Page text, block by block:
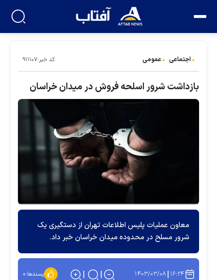
اجتماعی عمومی کد خبر:۹۱۱۱۰۷
بازداشت شرور اسلحه فروش در میدان خراسان
معاون عملیات پلیس اطلاعات تهران از دستگیری یک
شرور مسلح در محدوده میدان خراسان خبر داد.
۱۶:۲۴ ۱۴۰۳/۰۳/۰۸ پسندها:۰